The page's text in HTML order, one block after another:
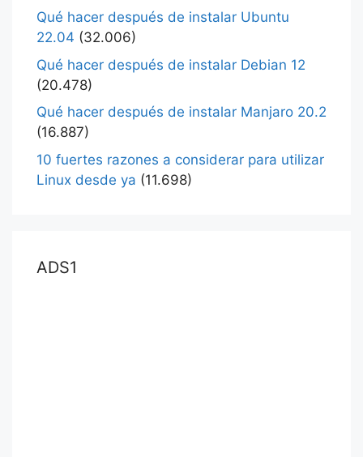
Qué hacer después de instalar Ubuntu
22.04 (32.006)
Qué hacer después de instalar Debian 12
(20.478)
Qué hacer después de instalar Manjaro 20.2
(16.887)
10 fuertes razones a considerar para utilizar
Linux desde ya (11.698)
ADS1